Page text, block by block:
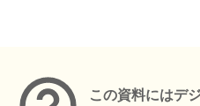
この資料にはデ